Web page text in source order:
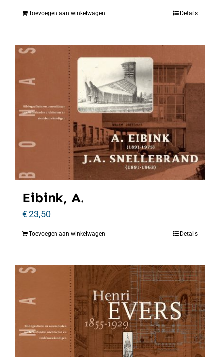
Toevoegen aan winkelwagen Details
Eibink, A.
€23,50
Toevoegen aan winkelwagen Details